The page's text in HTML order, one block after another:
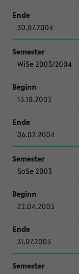
30.07.2004
WiSe 2003/2004
13.10.2003
06.02.2004
SoSe 2003
22.04.2003
31.07.2003